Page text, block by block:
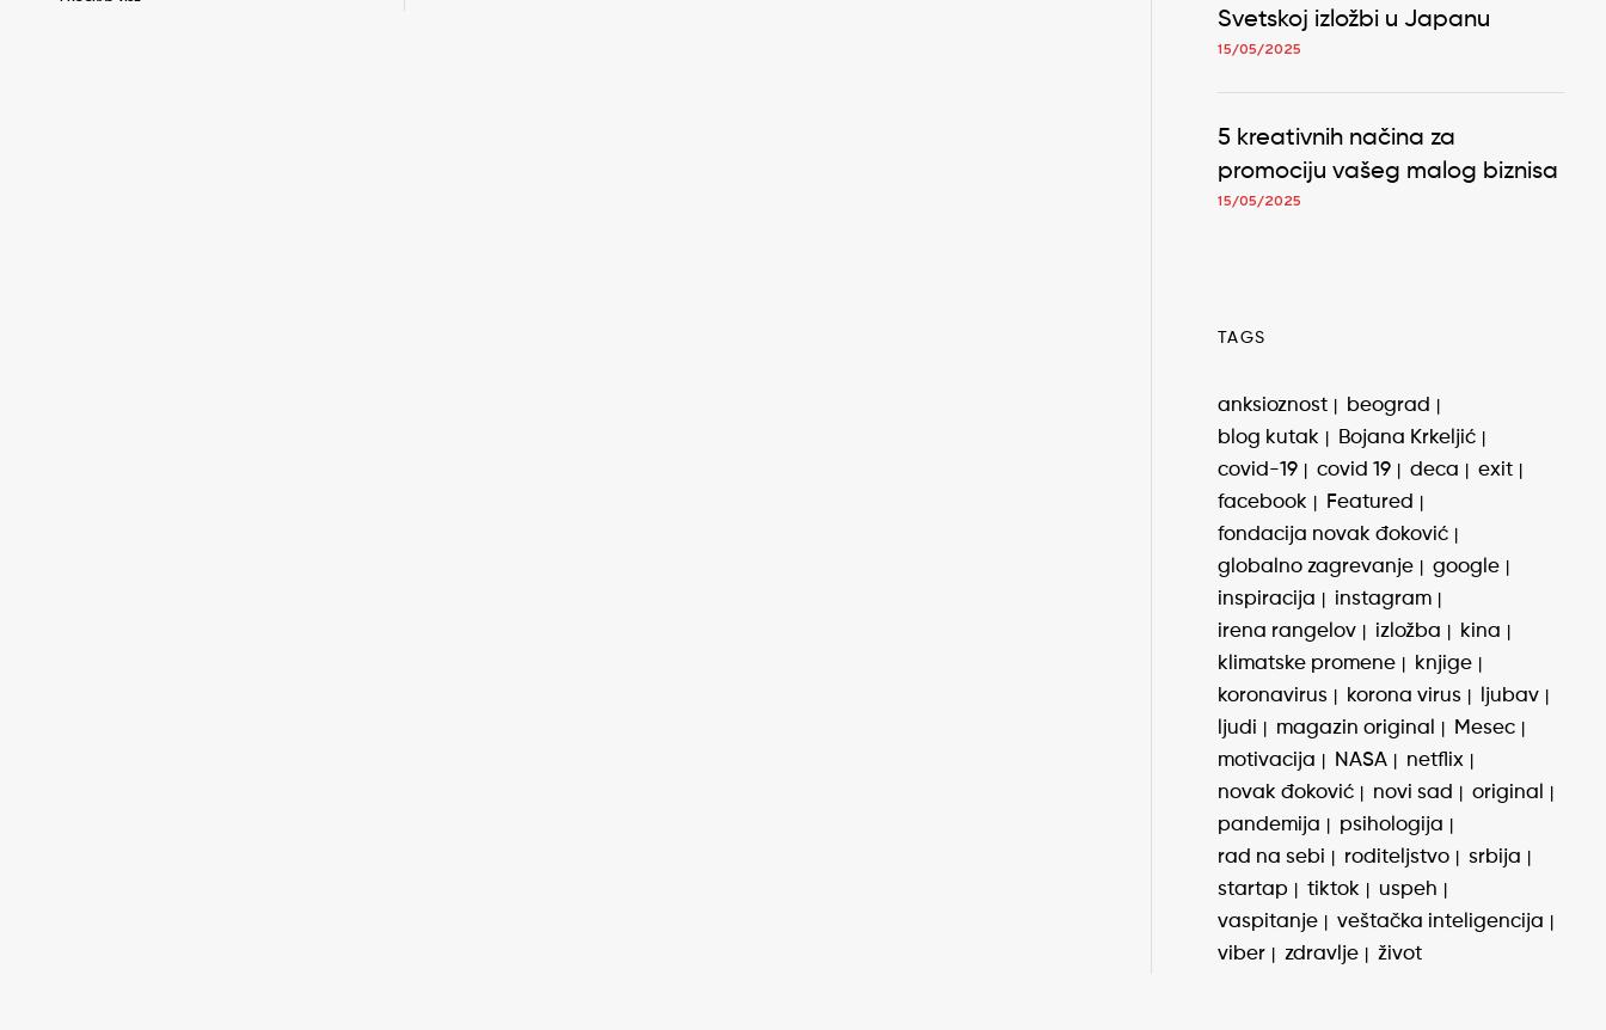
Svetskoj izložbi u Japanu
15/05/2025
5 kreativnih načina za
promociju vašeg malog biznisa
15/05/2025
TAGS
anksioznost
beograd
blog kutak
Bojana Krkeljić
covid-19
covid 19 deca
exit
facebook
Featured
fondacija novak đoković
globalno zagrevanje
google
inspiracija
instagram
irena rangelov
izložba
kina
klimatske promene
knjige
koronavirus
korona virus
ljubav
ljudi
magazin original
Mesec
motivacija
NASA
netflix
novak đoković
novi sad
original
pandemija
psihologija
rad na sebi
roditeljstvo
srbija
startap
tiktok
uspeh
vaspitanje
veštačka inteligencija
viber
zdravlje život